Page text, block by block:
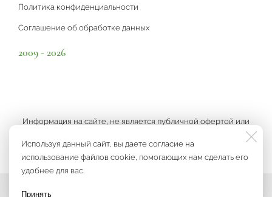
Используя данный сайт, вы даете согласие на
использование файлов cookie, помогающих нам сделать его
удобнее для вас.
Принять
Политика конфиденциальности
Соглашение об обработке данных
2009 - 2026
Информация на сайте, не является публичной офертой или
рекламой, а носит информационный характер и может быть
изменена по усмотрению компании.